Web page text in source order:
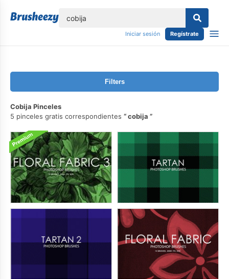
Iniciar sesión Regístrate
Filters
Cobija Pinceles
5 pinceles gratis correspondientes
cobija